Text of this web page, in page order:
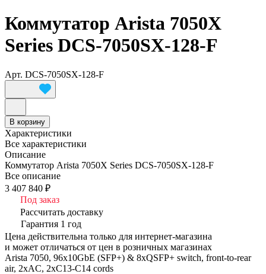
Коммутатор Arista 7050X
Series DCS-7050SX-128-F
Арт. DCS-7050SX-128-F
В корзину
Характеристики
Все характеристики
Описание
Коммутатор Arista 7050X Series DCS-7050SX-128-F
Все описание
3 407 840 ₽
Под заказ
Рассчитать доставку
Гарантия 1 год
Цена действительна только для интернет-магазина
и может отличаться от цен в розничных магазинах
Arista 7050, 96x10GbE (SFP+) & 8xQSFP+ switch, front-to-rear
air, 2xAC, 2xC13-C14 cords